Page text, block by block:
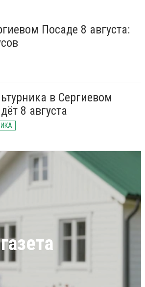
Посаде 8 августа:
в Сергиевом
8 августа